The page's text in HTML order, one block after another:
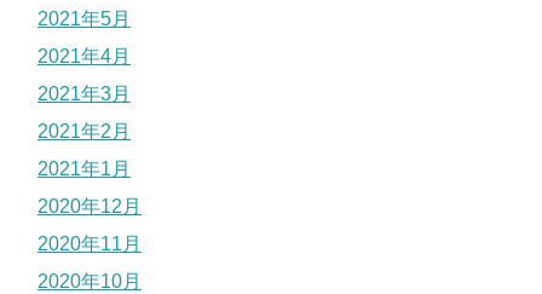
2021年5月
2021年4月
2021年3月
2021年2月
2021年1月
2020年12月
2020年11月
2020年10月